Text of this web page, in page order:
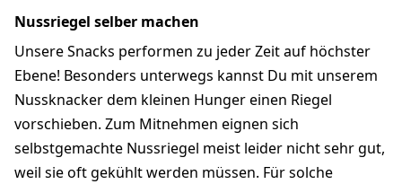
Nussriegel selber machen
Unsere Snacks performen zu jeder Zeit auf höchster
Ebene! Besonders unterwegs kannst Du mit unserem
Nussknacker dem kleinen Hunger einen Riegel
vorschieben. Zum Mitnehmen eignen sich
selbstgemachte Nussriegel meist leider nicht sehr gut,
weil sie oft gekühlt werden müssen. Für solche